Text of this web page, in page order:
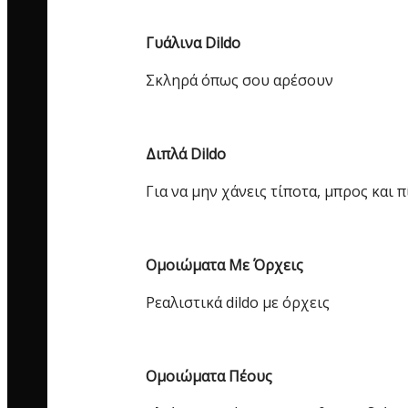
Γυάλινα Dildo
Σκληρά όπως σου αρέσουν
Διπλά Dildo
Για να μην χάνεις τίποτα, μπρος και
Ομοιώματα Με Όρχεις
Ρεαλιστικά dildo με όρχεις
Ομοιώματα Πέους